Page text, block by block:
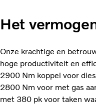
Het
Onze krachtige en
hoge productiviteit en
2900 Nm koppel voor
2800 Nm voor met gas
met 380 pk voor taken